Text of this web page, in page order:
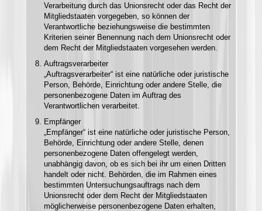
Verarbeitung durch das Unionsrecht oder das Recht der
Mitgliedstaaten vorgegeben, so können der
Verantwortliche beziehungsweise die bestimmten
Kriterien seiner Benennung nach dem Unionsrecht oder
dem Recht der Mitgliedstaaten vorgesehen werden.
Auftragsverarbeiter
„Auftragsverarbeiter“ ist eine natürliche oder juristische
Person, Behörde, Einrichtung oder andere Stelle, die
personenbezogene Daten im Auftrag des
Verantwortlichen verarbeitet.
Empfänger
„Empfänger“ ist eine natürliche oder juristische Person,
Behörde, Einrichtung oder andere Stelle, denen
personenbezogene Daten offengelegt werden,
unabhängig davon, ob es sich bei ihr um einen Dritten
handelt oder nicht. Behörden, die im Rahmen eines
bestimmten Untersuchungsauftrags nach dem
Unionsrecht oder dem Recht der Mitgliedstaaten
möglicherweise personenbezogene Daten erhalten,